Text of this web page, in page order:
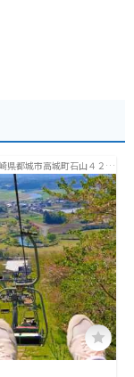
県都城市高城町石山４２２